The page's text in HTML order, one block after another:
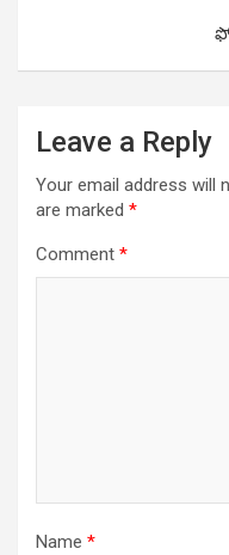
Leave a Reply
Your email address will
are marked *
Comment *
Name *